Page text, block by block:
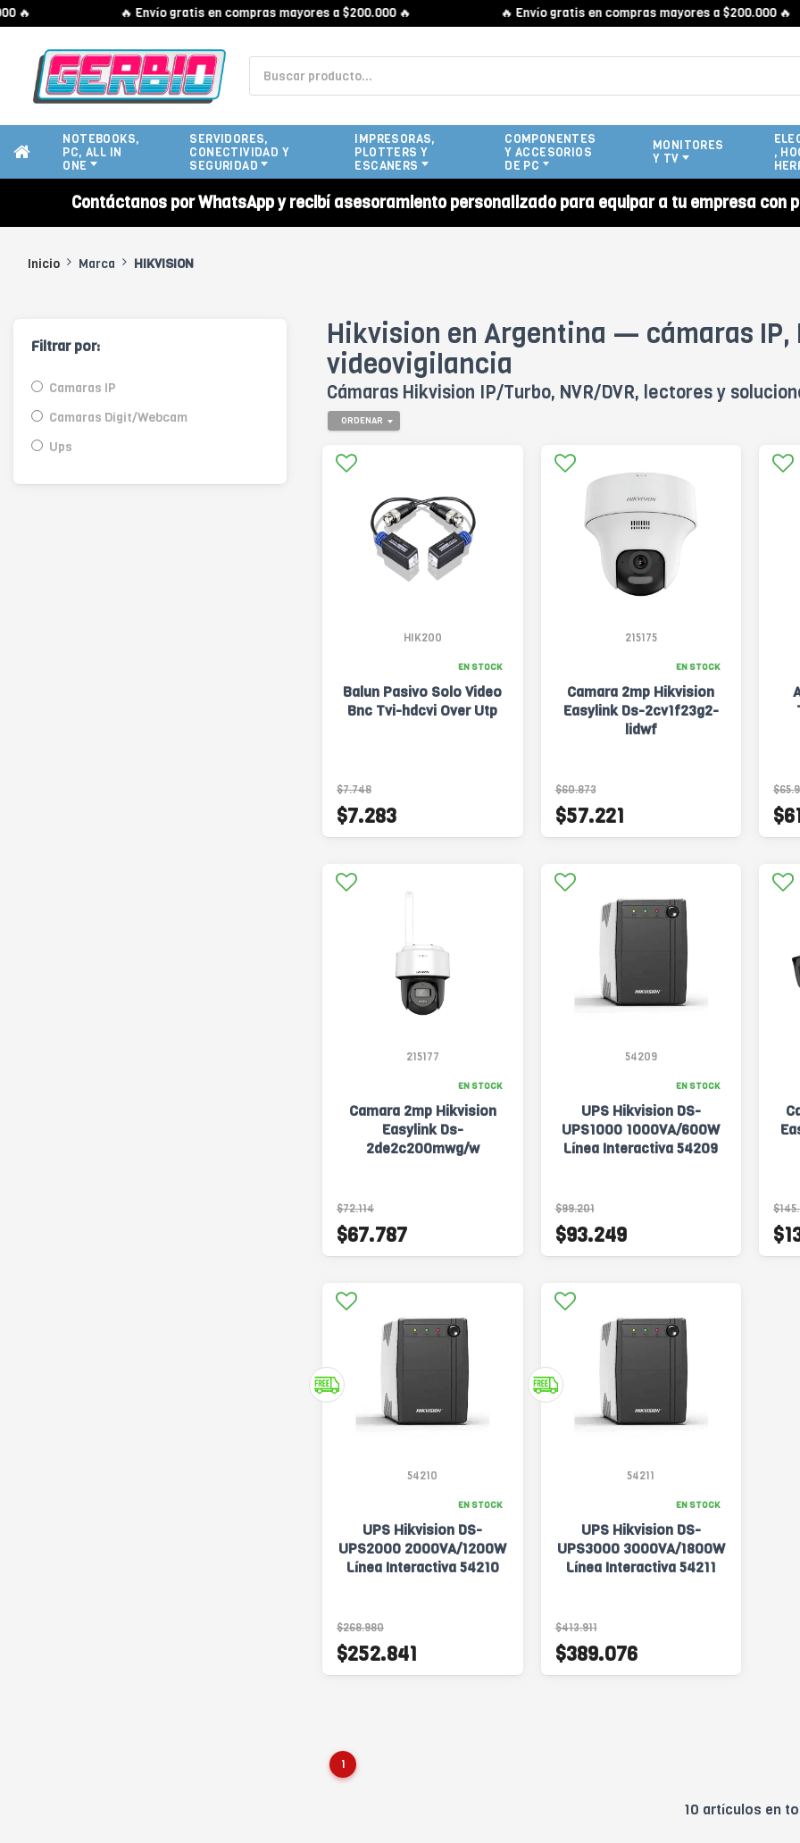
🔥 Envío gratis en compras mayores a $200.000 🔥 🔥 Envío gratis en compras mayores a $200.000 🔥
NOTEBOOKS,
PC, ALL IN
ONE
SERVIDORES,
CONECTIVIDAD Y
SEGURIDAD
IMPRESORAS,
PLOTTERS Y
ESCANERS
COMPONENTES
Y ACCESORIOS
DE PC
MONITORES
Y TV
,
Contáctanos por WhatsApp y recibí asesoramiento personalizado para equipar a tu empresa con
Inicio Marca HIKVISION
Filtrar por:
Camaras IP
Camaras Digit/Webcam
Ups
Hikvision en Argentina — cámaras IP,
videovigilancia
Cámaras Hikvision IP/Turbo, NVR/DVR, lectores y
ORDENAR
HIK200
EN STOCK
Balun Pasivo Solo Video
Bnc Tvi-hdcvi Over Utp
$7.748
$7.283
215175
EN STOCK
Camara 2mp Hikvision
Easylink Ds-2cv1f23g2-
lidwf
$60.873
$57.221
215177
EN STOCK
Camara 2mp Hikvision
Easylink Ds-
2de2c200mwg/w
$72.114
$67.787
54209
EN STOCK
UPS Hikvision DS-
UPS1000 1000VA/600W
Línea Interactiva 54209
$99.201
$93.249
54210
EN STOCK
UPS Hikvision DS-
UPS2000 2000VA/1200W
Línea Interactiva 54210
$268.980
$252.841
54211
EN STOCK
UPS Hikvision DS-
UPS3000 3000VA/1800W
Línea Interactiva 54211
$413.911
$389.076
1
10 artículos en